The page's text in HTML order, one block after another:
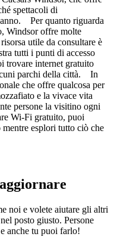
spettacoli di
Per quanto riguarda
Windsor offre molte
utile da consultare è
tutti i punti di accesso
trovare internet gratuito
parchi della città. In
che offre qualcosa per
e la vivace vita
persone la visitino ogni
Wi-Fi gratuito, puoi
mentre esplori tutto ciò che
noi e volete aiutare gli altri
posto giusto. Persone
anche tu puoi farlo!